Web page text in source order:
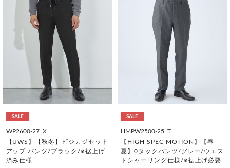
SALE
WP2600-27_X
【UWS】【秋冬】ビジカジセット
アップ パンツ/ブラック/※裾上げ
済み仕様
SALE
HMPW2500-25_T
【HIGH SPEC MOTION】【春
夏】0タックパンツ/グレー/ウエス
トシャーリング仕様/※裾上げ必要